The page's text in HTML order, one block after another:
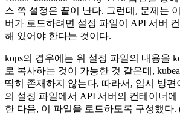
스 쪽 설정은 끝이 난다. 그런데, 문제는
버가 로드하려면 설정 파일이 API 서버
해 있어야 한다는 것이다.
kops의 경우에는 위 설정 파일의 내용을
로 복사하는 것이 가능한 것 같은데,
딱히 존재하지 않는다. 따라서, 임시 방편
의 설정 파일에서 API 서버의 컨테이너
한 다음, 이 파일을 로드하도록 구성했다.